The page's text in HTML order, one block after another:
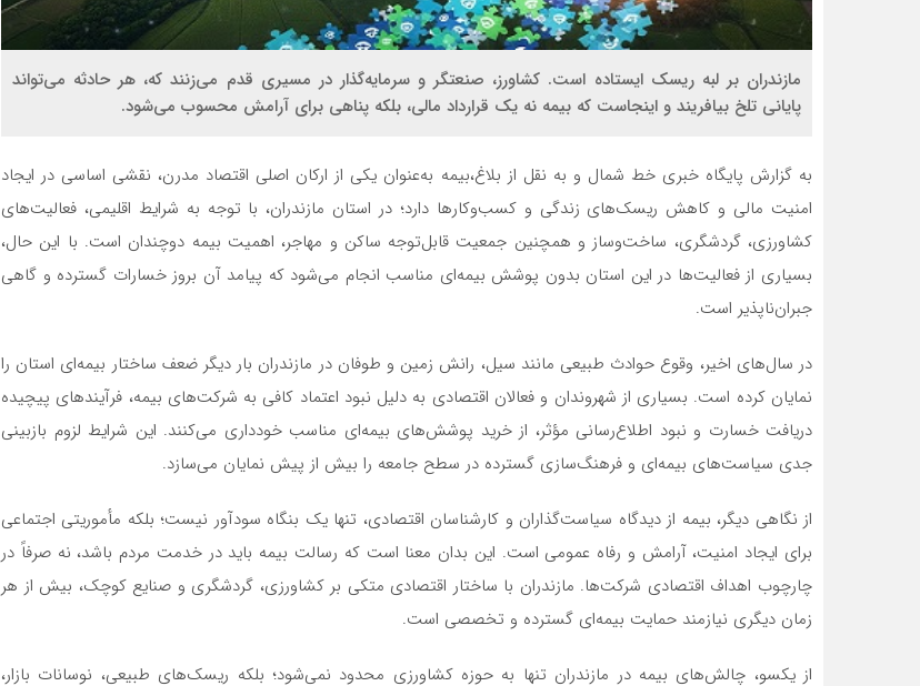
مازندران بر لبه‌ ریسک ایستاده است. کشاورز، صنعتگر و سرمایه‌گذار در مسیری قدم می‌زنند که، هر حادثه می‌تواند
پایانی تلخ بیافریند و اینجاست که بیمه نه یک قرارداد مالی، بلکه پناهی برای آرامش محسوب می‌شود.
به گزارش پایگاه خبری خط شمال و به نقل از بلاغ،بیمه به‌عنوان یکی از ارکان اصلی اقتصاد مدرن، نقشی اساسی در ایجاد
امنیت مالی و کاهش ریسک‌های زندگی و کسب‌وکارها دارد؛ در استان مازندران، با توجه به شرایط اقلیمی، فعالیت‌های
کشاورزی، گردشگری، ساخت‌وساز و همچنین جمعیت قابل‌توجه ساکن و مهاجر، اهمیت بیمه دوچندان است. با این حال،
بسیاری از فعالیت‌ها در این استان بدون پوشش بیمه‌ای مناسب انجام می‌شود که پیامد آن بروز خسارات گسترده و گاهی
جبران‌ناپذیر است.
در سال‌های اخیر، وقوع حوادث طبیعی مانند سیل، رانش زمین و طوفان در مازندران بار دیگر ضعف ساختار بیمه‌ای استان را
نمایان کرده است. بسیاری از شهروندان و فعالان اقتصادی به دلیل نبود اعتماد کافی به شرکت‌های بیمه، فرآیندهای پیچیده
دریافت خسارت و نبود اطلاع‌رسانی مؤثر، از خرید پوشش‌های بیمه‌ای مناسب خودداری می‌کنند. این شرایط لزوم بازبینی
جدی سیاست‌های بیمه‌ای و فرهنگ‌سازی گسترده در سطح جامعه را بیش از پیش نمایان می‌سازد.
از نگاهی دیگر، بیمه از دیدگاه سیاست‌گذاران و کارشناسان اقتصادی، تنها یک بنگاه سودآور نیست؛ بلکه مأموریتی اجتماعی
برای ایجاد امنیت، آرامش و رفاه عمومی است. این بدان معنا است که رسالت بیمه باید در خدمت مردم باشد، نه صرفاً در
چارچوب اهداف اقتصادی شرکت‌ها. مازندران با ساختار اقتصادی متکی بر کشاورزی، گردشگری و صنایع کوچک، بیش از هر
زمان دیگری نیازمند حمایت بیمه‌ای گسترده و تخصصی است.
از یکسو، چالش‌های بیمه در مازندران تنها به حوزه کشاورزی محدود نمی‌شود؛ بلکه ریسک‌های طبیعی، نوسانات بازار،